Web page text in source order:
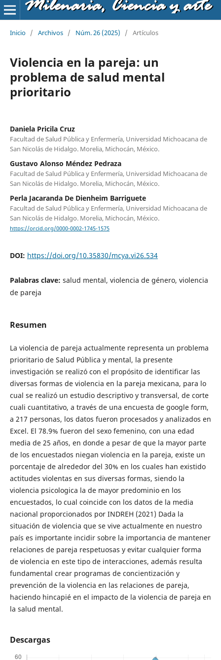
Milenaria, Ciencia y arte
Inicio / Archivos / Núm. 26 (2025) / Artículos
Violencia en la pareja: un
problema de salud mental
prioritario
Daniela Pricila Cruz
Facultad de Salud Pública y Enfermería, Universidad Michoacana de
San Nicolás de Hidalgo. Morelia, Michocán, México.
Gustavo Alonso Méndez Pedraza
Facultad de Salud Pública y Enfermería, Universidad Michoacana de
San Nicolás de Hidalgo. Morelia, Michocán, México.
Perla Jacaranda De Dienheim Barriguete
Facultad de Salud Pública y Enfermería, Universidad Michoacana de
San Nicolás de Hidalgo. Morelia, Michocán, México.
https://orcid.org/0000-0002-1745-1575
DOI: https://doi.org/10.35830/mcya.vi26.534
Palabras clave: salud mental, violencia de género, violencia
de pareja
Resumen
La violencia de pareja actualmente representa un problema
prioritario de Salud Pública y mental, la presente
investigación se realizó con el propósito de identificar las
diversas formas de violencia en la pareja mexicana, para lo
cual se realizó un estudio descriptivo y transversal, de corte
cuali cuantitativo, a través de una encuesta de google form,
a 217 personas, los datos fueron procesados y analizados en
Excel. El 78.9% fueron del sexo femenino, con una edad
media de 25 años, en donde a pesar de que la mayor parte
de los encuestados niegan violencia en la pareja, existe un
porcentaje de alrededor del 30% en los cuales han existido
actitudes violentas en sus diversas formas, siendo la
violencia psicologica la de mayor predominio en los
encuestados, lo cual coincide con los datos de la media
nacional proporcionados por INDREH (2021) Dada la
situación de violencia que se vive actualmente en nuestro
país es importante incidir sobre la importancia de mantener
relaciones de pareja respetuosas y evitar cualquier forma
de violencia en este tipo de interacciones, además resulta
fundamental crear programas de concientización y
prevención de la violencia en las relaciones de pareja,
haciendo hincapié en el impacto de la violencia de pareja en
la salud mental.
Descargas